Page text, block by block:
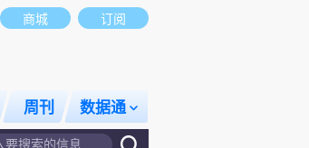
商城 订阅
周刊 数据通